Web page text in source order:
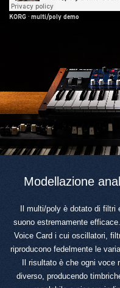
KORG · multi/poly demo
Modellazione
Il multi/poly è dotato di
suono estremamente
Voice Card i cui oscillatori,
riproducono fedelmente le
Il risultato è che ogni
diverso, producendo